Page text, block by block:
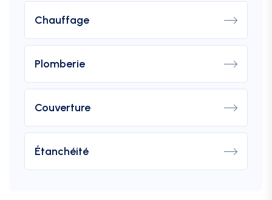
Chauffage
Plomberie
Couverture
Étanchéité